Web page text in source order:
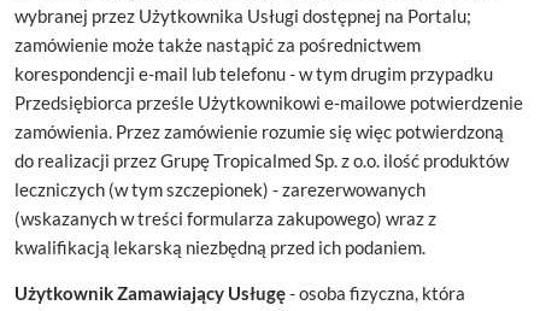
wybranej przez Użytkownika Usługi dostępnej na Portalu;
zamówienie może także nastąpić za pośrednictwem
korespondencji e-mail lub telefonu - w tym drugim przypadku
Przedsiębiorca prześle Użytkownikowi e-mailowe potwierdzenie
zamówienia. Przez zamówienie rozumie się więc potwierdzoną
do realizacji przez Grupę Tropicalmed Sp. z o.o. ilość produktów
leczniczych (w tym szczepionek) - zarezerwowanych
(wskazanych w treści formularza zakupowego) wraz z
kwalifikacją lekarską niezbędną przed ich podaniem.
Użytkownik Zamawiający Usługę- osoba fizyczna, która